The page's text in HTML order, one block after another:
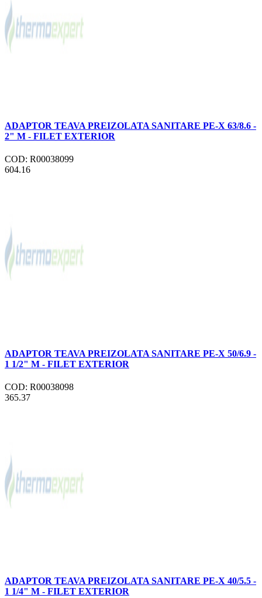
ADAPTOR TEAVA PREIZOLATA SANITARE PE-X 63/8.6 -
2" M - FILET EXTERIOR
COD: R00038099
604.16
ADAPTOR TEAVA PREIZOLATA SANITARE PE-X 50/6.9 -
1 1/2" M - FILET EXTERIOR
COD: R00038098
365.37
ADAPTOR TEAVA PREIZOLATA SANITARE PE-X 40/5.5 -
1 1/4" M - FILET EXTERIOR